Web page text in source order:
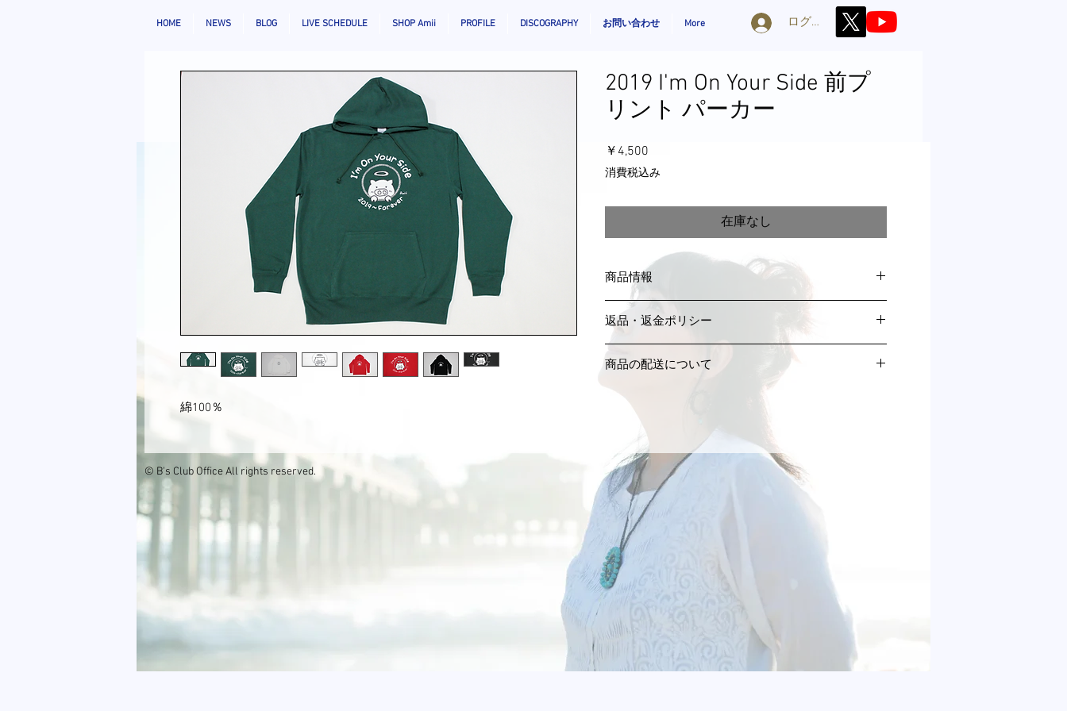
HOME NEWS BLOG LIVE SCHEDULE SHOP Amii PROFILE DISCOGRAPHY お問い合わせ More ログイン
綿100％
2019 I'm On Your Side 前プ
リント パーカー
￥4,500
格
消費税込み
在庫なし
商品情報
SIZE S
肩幅(cm)
袖丈(cm) 61 60
返品・返金ポリシー
万一、不良品が届いた場合には、商品到着後に、ご注文
番号を明記の上、「お問い合わせ」よりご連絡くださ
送料は当社負担にて新品とお取り替えいたします。
なお、「サイズ間違え」「イメージと違う」「注文間違
い」など、お客様都合による返品・交換はお受けできま
せん。
お客様のご利用環境により、掲載されている商品イメー
ジと現物とは、色など若干異なる場合がありますので、
あらかじめご了承ください。
ただし、以下の場合は不良品でも返品・交換をお受けで
きない場合がございます。
※在庫がない商品（返金処理とさせていただきます）
※商品到着より14日を経過した商品
※お客様のもとで破損や汚れが生じた場合
※一般的に良品の範囲内と判断できる製造上の些細な傷
商品の配送について
決済方法:クレジット・デビットカード決済のみ
送料：全国一律 800円（税込）
（ご購入金額¥10,000以上は無料）
それ以外に掛かる手数料等は、ご希望の「お支払方法」
でご確認ください。
商品は日本郵便でお届けします。
通常、商品の発送は、クレジットカード・デビットカー
ド決済後、ご注文確認から約1～2週間程度になります。
なお次の理由によりお届けが遅れる場合がございますの
で予めご了承ください。
※お申し込みが集中した場合。
※天候等の不可抗力による配送不可能な期間
※商品が品切れになった場合。
※お申し込みに不備があった場合。
※年末年始、夏期休暇の休業期間。
お届け日、お届け方法の指定はお受けいたしません。
プレゼント等の特別な包装は受け付けておりません。
© B's Club OfficeAll rights reserved.